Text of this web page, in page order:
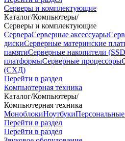
Серверы и комплектующие
Каталог/Компьютеры/
Серверы и комплектующие
СервераСерверные аксессуары
дискиСерверные материнские
памятиСерверные накопители
платформыСерверные процессоры
(СХД)
Перейти в раздел
Компьютерная техника
Каталог/Компьютеры/
Компьютерная техника
МоноблокиНоутбуки
Перейти в раздел
Перейти в раздел